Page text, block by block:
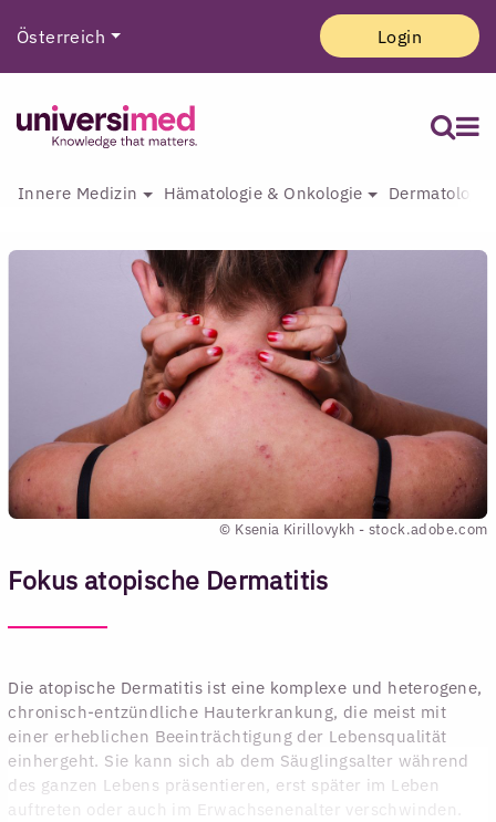
Österreich Login
Innere Medizin Hämatologie & Onkologie
© Ksenia Kirillovykh - stock.adobe.com
Fokus atopische Dermatitis
Die atopische Dermatitis ist eine komplexe und heterogene,
chronisch-entzündliche Hauterkrankung, die meist mit
einer erheblichen Beeinträchtigung der Lebensqualität
einhergeht. Sie kann sich ab dem Säuglingsalter während
des ganzen Lebens präsentieren, erst später im Leben
auftreten oder auch im Erwachsenenalter verschwinden.